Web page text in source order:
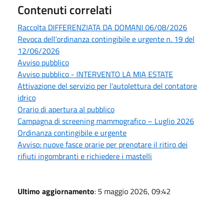
Contenuti correlati
Raccolta DIFFERENZIATA DA DOMANI 06/08/2026
Revoca dell’ordinanza contingibile e urgente n. 19 del
12/06/2026
Avviso pubblico
Avviso pubblico - INTERVENTO LA MIA ESTATE
Attivazione del servizio per l'autolettura del contatore
idrico
Orario di apertura al pubblico
Campagna di screening mammografico – Luglio 2026
Ordinanza contingibile e urgente
Avviso: nuove fasce orarie per prenotare il ritiro dei
rifiuti ingombranti e richiedere i mastelli
Ultimo aggiornamento: 5 maggio 2026, 09:42